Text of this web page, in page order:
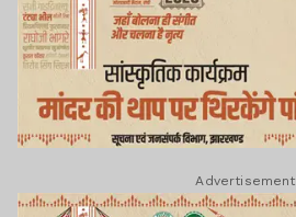
Advertisement